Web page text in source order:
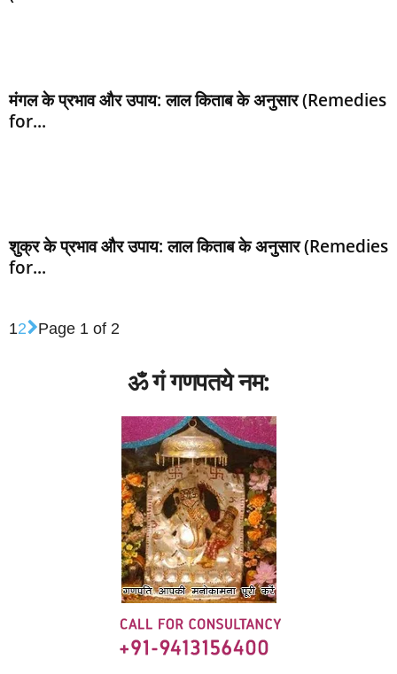
मंगल के प्रभाव और उपाय: लाल किताब के अनुसार (Remedies
for...
शुक्र के प्रभाव और उपाय: लाल किताब के अनुसार (Remedies
for...
12 Page 1 of 2
ॐ गं गणपतये नम: